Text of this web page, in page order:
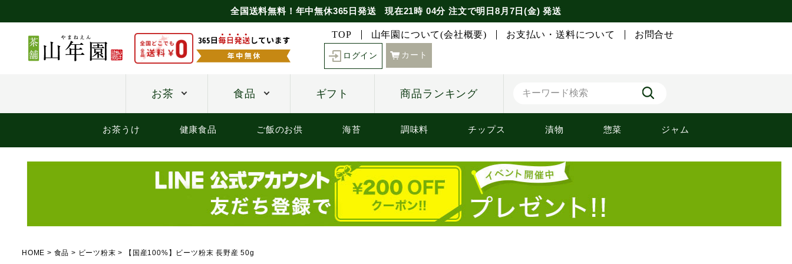
全国送料無料！年中無休365日発送 現在21時 04分 注文で明日8月7日(金) 発送
TOP 山年園について(会社概要) お支払い・送料について お問合せ
ログイン カート
お茶 食品 ギフト 商品ランキング
お茶うけ 健康食品 ご飯のお供 海苔 調味料 チップス 漬物 惣菜 ジャム
HOME 食品 ビーツ粉末 【国産100%】ビーツ粉末 長野産 50g